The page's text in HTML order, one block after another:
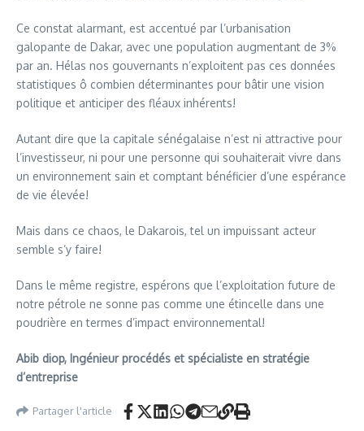
Ce constat alarmant, est accentué par l’urbanisation
galopante de Dakar, avec une population augmentant de 3%
par an. Hélas nos gouvernants n’exploitent pas ces données
statistiques ô combien déterminantes pour bâtir une vision
politique et anticiper des fléaux inhérents!
Autant dire que la capitale sénégalaise n’est ni attractive pour
l’investisseur, ni pour une personne qui souhaiterait vivre dans
un environnement sain et comptant bénéficier d’une espérance
de vie élevée!
Mais dans ce chaos, le Dakarois, tel un impuissant acteur
semble s’y faire!
Dans le même registre, espérons que l’exploitation future de
notre pétrole ne sonne pas comme une étincelle dans une
poudrière en termes d’impact environnemental!
Abib diop, Ingénieur procédés et spécialiste en stratégie
d’entreprise
Partager l'article